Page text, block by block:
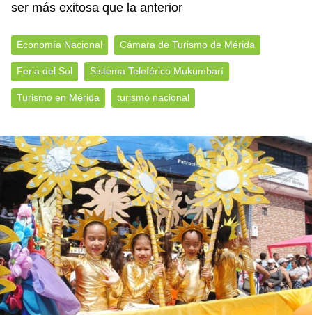
ser más exitosa que la anterior
Economía Nacional Cámara de Turismo de Mérida
Feria del Sol Sistema Teleférico Mukumbarí
Turismo en Mérida turismo nacional